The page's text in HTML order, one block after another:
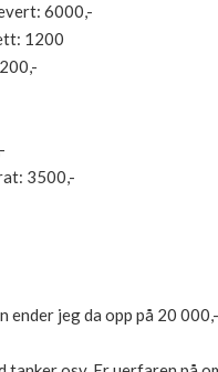
6000,-
1200
3500,-
ender jeg da opp på 20 000,-